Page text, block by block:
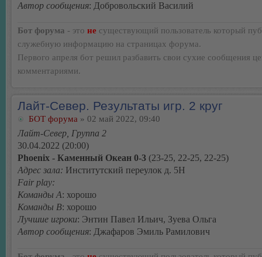
Автор сообщения: Добровольский Василий
Бот форума - это не существующий пользователь который
служебную информацию на страницах форума.
Первого апреля бот решил разбавить свои сухие сообщения
комментариями.
Лайт-Север. Результаты игр. 2 круг
БОТ форума » 02 май 2022, 09:40
Лайт-Север, Группа 2
30.04.2022 (20:00)
Phoenix - Каменный Океан 0-3 (23-25, 22-25, 22-25)
Адрес зала: Институтский переулок д. 5Н
Fair play:
Команды А: хорошо
Команды В: хорошо
Лучшие игроки: Энтин Павел Ильич, Зуева Ольга
Автор сообщения: Джафаров Эмиль Рамилович